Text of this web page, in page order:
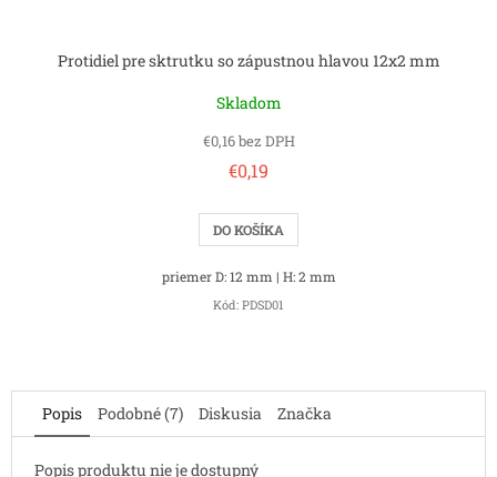
Protidiel pre sktrutku so zápustnou hlavou 12x2 mm
Skladom
€0,16 bez DPH
€0,19
DO KOŠÍKA
priemer D: 12 mm | H: 2 mm
Kód: PDSD01
Popis Podobné (7) Diskusia Značka
Popis produktu nie je dostupný